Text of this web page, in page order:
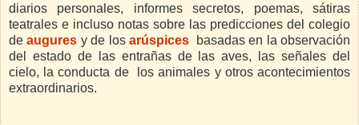
diarios personales, informes secretos, poemas, sátiras
teatrales e incluso notas sobre las predicciones del colegio
deaugures y de losarúspices
basadas en la observación
del estado de las entrañas de las aves, las señales del
cielo, la conducta de los animales y otros acontecimientos
extraordinarios.